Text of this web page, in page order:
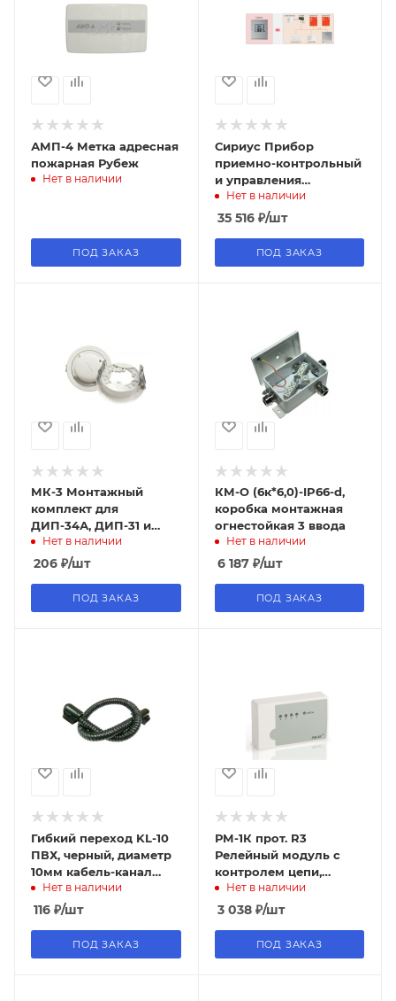
АМП-4 Метка адресная
пожарная Рубеж
Нет в наличии
ПОД ЗАКАЗ
Сириус Прибор
приемно-контрольный
и управления
пожарный, Болид
Нет в наличии
35 516₽/шт
ПОД ЗАКАЗ
МК-3 Монтажный
комплект для
ДИП-34А, ДИП-31 и
С2000-ИП
Нет в наличии
206 ₽/шт
ПОД ЗАКАЗ
КМ-О (6к*6,0)-IP66-d,
коробка монтажная
огнестойкая 3 ввода
Нет в наличии
6 187₽/шт
ПОД ЗАКАЗ
Гибкий переход KL-10
ПВХ, черный, диаметр
10мм кабель-канал
гибкий для перехода
на дверь,длина 400мм
Нет в наличии
116 ₽/шт
ПОД ЗАКАЗ
РМ-1К прот. R3
Релейный модуль с
контролем цепи,
РУБЕЖ
Нет в наличии
3 038₽/шт
ПОД ЗАКАЗ